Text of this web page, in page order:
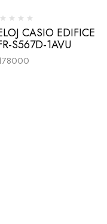
CASIO EDIFICE
S567D-1AVU